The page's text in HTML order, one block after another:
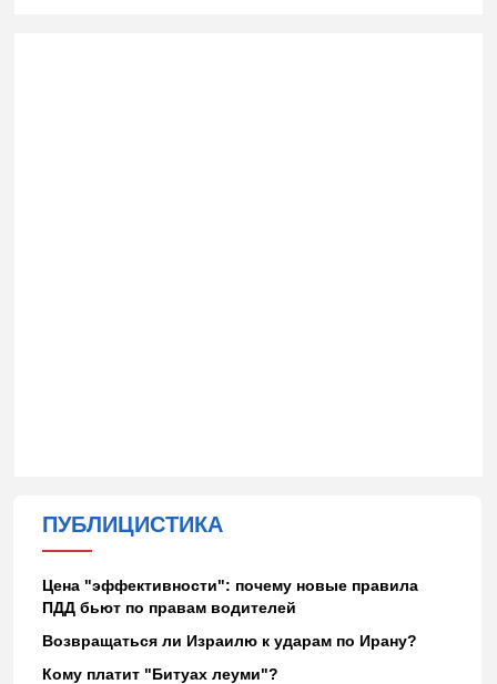
ПУБЛИЦИСТИКА
Цена "эффективности": почему новые правила
ПДД бьют по правам водителей
Возвращаться ли Израилю к ударам по Ирану?
Кому платит "Битуах леуми"?